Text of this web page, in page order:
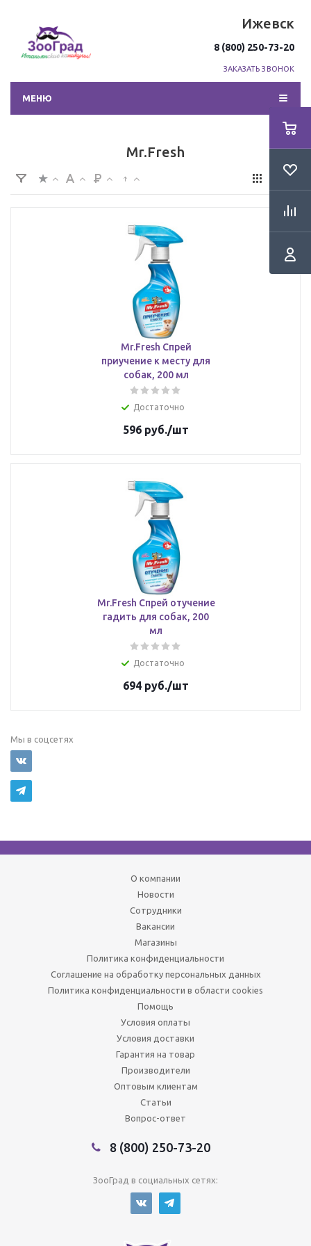
Ижевск
8 (800) 250-73-20
ЗАКАЗАТЬ ЗВОНОК
МЕНЮ
Mr.Fresh
Mr.Fresh Спрей
приучение к месту для
собак, 200 мл
Достаточно
596 руб./шт
Mr.Fresh Спрей отучение
гадить для собак, 200
мл
Достаточно
694 руб./шт
Мы в соцсетях
О компании
Новости
Сотрудники
Вакансии
Магазины
Политика конфиденциальности
Соглашение на обработку персональных данных
Политика конфиденциальности в области cookies
Помощь
Условия оплаты
Условия доставки
Гарантия на товар
Производители
Оптовым клиентам
Статьи
Вопрос-ответ
8 (800) 250-73-20
ЗооГрад в социальных сетях: